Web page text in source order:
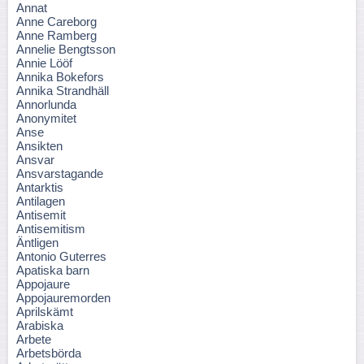
Annat
Anne Careborg
Anne Ramberg
Annelie Bengtsson
Annie Lööf
Annika Bokefors
Annika Strandhäll
Annorlunda
Anonymitet
Anse
Ansikten
Ansvar
Ansvarstagande
Antarktis
Antilagen
Antisemit
Antisemitism
Äntligen
Antonio Guterres
Apatiska barn
Appojaure
Appojauremorden
Aprilskämt
Arabiska
Arbete
Arbetsbörda